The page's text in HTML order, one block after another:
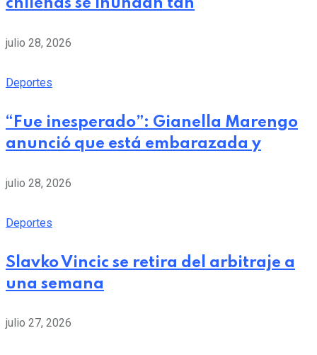
chilenas se inundan tan
julio 28, 2026
Deportes
“Fue inesperado”: Gianella Marengo
anunció que está embarazada y
julio 28, 2026
Deportes
Slavko Vincic se retira del arbitraje a
una semana
julio 27, 2026